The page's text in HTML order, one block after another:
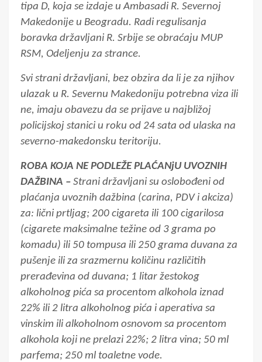
tipa D, koja se izdaje u Ambasadi R. Severnoj
Makedonije u Beogradu. Radi regulisanja
boravka državljani R. Srbije se obraćaju MUP
RSM, Odeljenju za strance.
Svi strani državljani, bez obzira da li je za njihov
ulazak u R. Severnu Makedoniju potrebna viza ili
ne, imaju obavezu da se prijave u najbližoj
policijskoj stanici u roku od 24 sata od ulaska na
severno-makedonsku teritoriju.
ROBA KOJA NE PODLEŽE PLAĆANjU UVOZNIH
DAŽBINA – Strani državljani su oslobođeni od
plaćanja uvoznih dažbina (carina, PDV i akciza)
za: lični prtljag; 200 cigareta ili 100 cigarilosa
(cigarete maksimalne težine od 3 grama po
komadu) ili 50 tompusa ili 250 grama duvana za
pušenje ili za srazmernu količinu različitih
prerađevina od duvana; 1 litar žestokog
alkoholnog pića sa procentom alkohola iznad
22% ili 2 litra alkoholnog pića i aperativa sa
vinskim ili alkoholnom osnovom sa procentom
alkohola koji ne prelazi 22%; 2 litra vina; 50 ml
parfema; 250 ml toaletne vode.